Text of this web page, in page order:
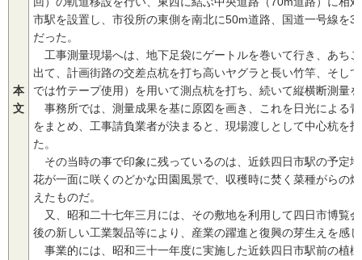
本
文
市駅を設置し、市役所の東側を南北に50m道路、国道一号線を
だった。
工事測量現場へは、地下足袋にゲートルを巻いて行き、あち
出て、計画街路の交差点杭を打ち高いヤグラと長い竹竿、そし
では竹テープ使用）を用いて測点杭を打ち、続いて縦横断測量
事務所では、測量成果を基に原図を画き、これを日光による
をまとめ、工事請負業者が決まると、現場渡しとして中心杭を
た。
その当時の事で印象に残っているのは、近鉄四日市駅の予定
花が一面に咲くのどかな田園風景で、収穫時に焚く菜種がらの
えたものだ。
又、昭和二十七年三月には、その敷地を利用して四日市博覧
後の新しい工業製品等により、産業の躍進と復興の芽生えを感
事業的には、昭和三十一年度に実施した近鉄四日市駅前の植